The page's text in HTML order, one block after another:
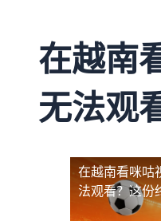
在越南
无法观
在越南看咪咕
法观看？这份